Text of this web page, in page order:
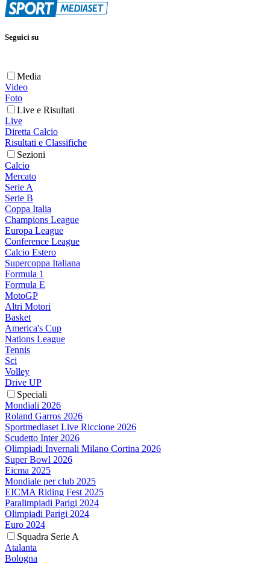
Seguici su
Media
Video
Foto
Live e Risultati
Live
Diretta Calcio
Risultati e Classifiche
Sezioni
Calcio
Mercato
Serie A
Serie B
Coppa Italia
Champions League
Europa League
Conference League
Calcio Estero
Supercoppa Italiana
Formula 1
Formula E
MotoGP
Altri Motori
Basket
America's Cup
Nations League
Tennis
Sci
Volley
Drive UP
Speciali
Mondiali 2026
Roland Garros 2026
Sportmediaset Live Riccione 2026
Scudetto Inter 2026
Olimpiadi Invernali Milano Cortina 2026
Super Bowl 2026
Eicma 2025
Mondiale per club 2025
EICMA Riding Fest 2025
Paralimpiadi Parigi 2024
Olimpiadi Parigi 2024
Euro 2024
Squadra Serie A
Atalanta
Bologna